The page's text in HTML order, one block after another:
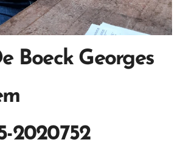
Boeck Georges
2020752